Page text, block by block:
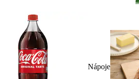
Nápoje